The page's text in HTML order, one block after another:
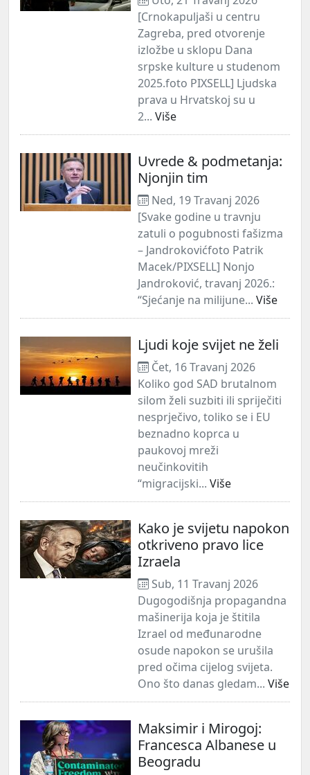
[Crnokapuljaši u centru
Zagreba, pred otvorenje
izložbe u sklopu Dana
srpske kulture u studenom
2025.foto PIXSELL] Ljudska
prava u Hrvatskoj su u
2... Više
Uvrede & podmetanja:
Njonjin tim
Ned, 19 Travanj 2026
[Svake godine u travnju
zatuli o pogubnosti fašizma
– Jandrokovićfoto Patrik
Macek/PIXSELL] Nonjo
Jandroković, travanj 2026.:
“Sjećanje na milijune... Više
Ljudi koje svijet ne želi
Čet, 16 Travanj 2026
Koliko god SAD brutalnom
silom želi suzbiti ili spriječiti
nesprječivo, toliko se i EU
beznadno koprca u
paukovoj mreži
neučinkovitih
“migracijski... Više
Kako je svijetu napokon
otkriveno pravo lice
Izraela
Sub, 11 Travanj 2026
Dugogodišnja propagandna
mašinerija koja je štitila
Izrael od međunarodne
osude napokon se urušila
pred očima cijelog svijeta.
Ono što danas gledam... Više
Maksimir i Mirogoj:
Francesca Albanese u
Beogradu